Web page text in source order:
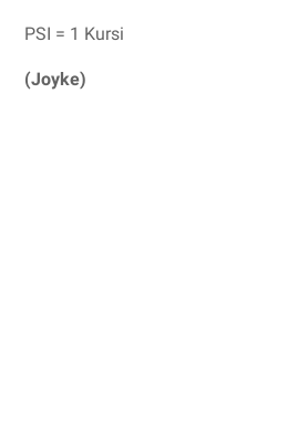
PSI = 1 Kursi
(Joyke)